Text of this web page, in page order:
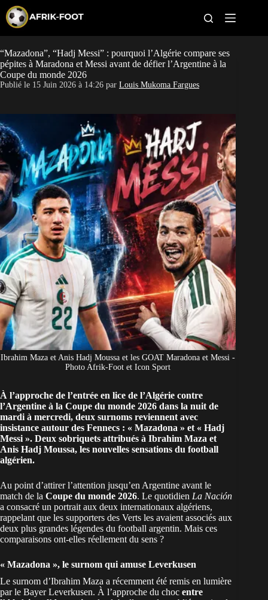
p
t
c
o
n
n
t
CAN féminine
CAN 2027
Clubs
Classement
Paris sportifs
“Mazadona”, “Hadj Messi” : pourquoi l’Algérie compare ses
pépites à Maradona et Messi avant de défier l’Argentine à la
Coupe du monde 2026
Publié le 15 Juin 2026 à 14:26 par Louis Mukoma Fargues
Ibrahim Maza et Anis Hadj Moussa et les GOAT Maradona et Messi -
Photo Afrik-Foot et Icon Sport
À l’approche de l’entrée en lice de l’Algérie contre
l’Argentine à la Coupe du monde 2026 dans la nuit de
mardi à mercredi, deux surnoms reviennent avec
insistance autour des Fennecs : « Mazadona » et « Hadj
Messi ». Deux sobriquets attribués à Ibrahim Maza et
Anis Hadj Moussa, les nouvelles sensations du football
algérien.
Au point d’attirer l’attention jusqu’en Argentine avant le
match de la Coupe du monde 2026. Le quotidien La Nación
a consacré un portrait aux deux internationaux algériens,
rappelant que les supporters des Verts les avaient associés aux
deux plus grandes légendes du football argentin. Mais ces
comparaisons ont-elles réellement du sens ?
« Mazadona », le surnom qui amuse Leverkusen
Le surnom d’Ibrahim Maza a récemment été remis en lumière
par le Bayer Leverkusen. À l’approche du choc entre